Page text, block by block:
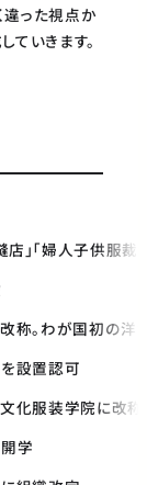
違った視点か
ていきます。
」「婦人子供服裁
改称。わが国初の
設置認可
化服装学院に改称
学